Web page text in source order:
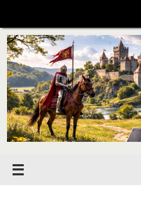
Inhalt
springen